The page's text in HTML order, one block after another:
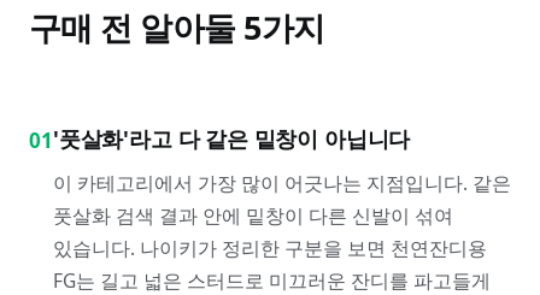
구매 전 알아둘 5가지
01'풋살화'라고 다 같은 밑창이 아닙니다
이 카테고리에서 가장 많이 어긋나는 지점입니다. 같은
풋살화 검색 결과 안에 밑창이 다른 신발이 섞여
있습니다. 나이키가 정리한 구분을 보면 천연잔디용
FG는 길고 넓은 스터드로 미끄러운 잔디를 파고들게